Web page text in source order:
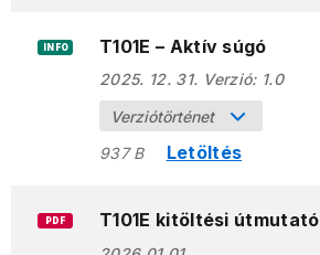
INFO T101E – Aktív súgó
2025. 12. 31. Verzió: 1.0
Verziótörténet
937 B
Letöltés
PDF T101E kitöltési útmutató